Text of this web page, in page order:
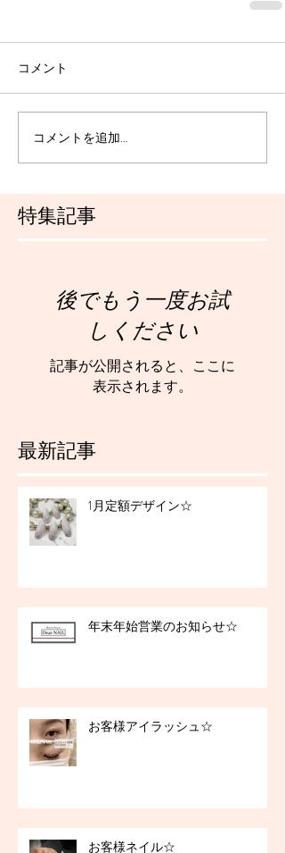
特集記事
最新記事
コメント
コメントを追加…
後でもう一度お試
しください
記事が公開されると、ここに
表示されます。
1月定額デザイン☆
年末年始営業のお知らせ☆
お客様アイラッシュ☆
お客様ネイル☆